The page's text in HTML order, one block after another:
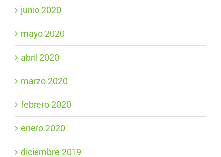
junio 2020
mayo 2020
abril 2020
marzo 2020
febrero 2020
enero 2020
diciembre 2019